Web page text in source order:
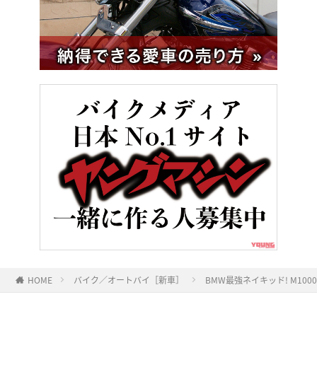
HOME バイク／オートバイ［新車］ BMW最強ネイキッド!